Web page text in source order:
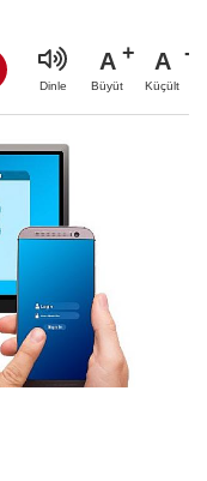
Dinle
A
Büyüt
A
Küçült